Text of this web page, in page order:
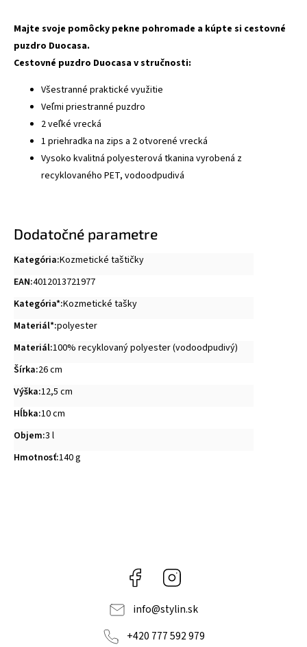
Majte svoje pomôcky pekne pohromade a kúpte si cestovné
puzdro Duocasa.
Cestovné puzdro Duocasa v stručnosti:
Všestranné praktické využitie
Veľmi priestranné puzdro
2 veľké vrecká
1 priehradka na zips a 2 otvorené vrecká
Vysoko kvalitná polyesterová tkanina vyrobená z
recyklovaného PET, vodoodpudivá
Dodatočné parametre
Kategória:Kozmetické taštičky
EAN:4012013721977
Kategória*:Kozmetické tašky
Materiál*:polyester
Materiál:100% recyklovaný polyester (vodoodpudivý)
Šírka:26 cm
Výška:12,5 cm
Hĺbka:10 cm
Objem:3 l
Hmotnosť:140 g
Facebook
info@stylin.sk
+420 777 592 979